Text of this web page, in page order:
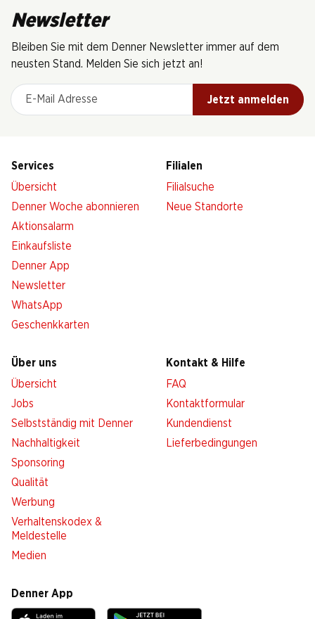
Newsletter
Bleiben Sie mit dem Denner Newsletter immer auf dem
neusten Stand. Melden Sie sich jetzt an!
E-Mail Adresse
Jetzt anmelden
Services
Übersicht
Denner Woche abonnieren
Aktionsalarm
Einkaufsliste
Denner App
Newsletter
WhatsApp
Geschenkkarten
Filialen
Filialsuche
Neue Standorte
Über uns
Übersicht
Jobs
Selbstständig mit Denner
Nachhaltigkeit
Sponsoring
Qualität
Werbung
Verhaltenskodex &
Meldestelle
Medien
Kontakt & Hilfe
FAQ
Kontaktformular
Kundendienst
Lieferbedingungen
Denner App